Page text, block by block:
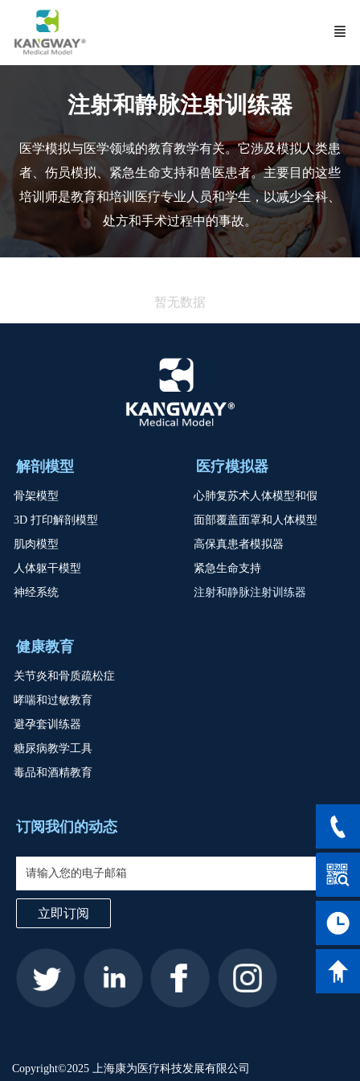
注射和静脉注射训练器
医学模拟与医学领域的教育教学有关。它涉及模拟人类患
者、伤员模拟、紧急生命支持和兽医患者。主要目的这些
培训师是教育和培训医疗专业人员和学生，以减少全科、
处方和手术过程中的事故。
暂无数据
解剖模型
骨架模型
3D 打印解剖模型
肌肉模型
人体躯干模型
神经系统
医疗模拟器
心肺复苏术人体模型和假
面部覆盖面罩和人体模型
高保真患者模拟器
紧急生命支持
注射和静脉注射训练器
健康教育
关节炎和骨质疏松症
哮喘和过敏教育
避孕套训练器
糖尿病教学工具
毒品和酒精教育
订阅我们的动态
立即订阅
Copyright©2025 上海康为医疗科技发展有限公司
服务
工作
返回